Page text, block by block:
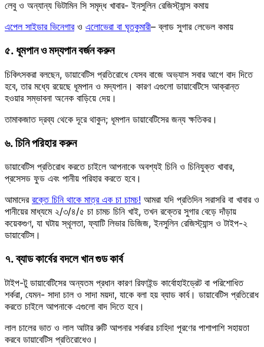
লেবু ও অন্যান্য ভিটামিন সি সমৃদ্ধ খাবার- ইনসুলিন রেজিস্ট্যান্স কমায়
এপেল সাইডার ভিনেগারও এলোভেরা বা ঘৃতকুমারী– ব্লাড সুগার লেভেল কমায়
৫. ধূমপান ও মদ্যপান বর্জন করুন
চিকিৎসকরা বলছেন, ডায়াবেটিস প্রতিরোধে যেসব বাজে অভ্যাস সবার আগে বাদ দিতে
হবে, তার মধ্যে রয়েছে ধূমপান ও মদ্যপান। কারণ এগুলো ডায়াবেটিসে আক্রান্ত
হওয়ার সম্ভাবনা অনেক বাড়িয়ে দেয়।
তামাকজাত দ্রব্য থেকে দূরে থাকুন; ধূমপান ডায়াবেটিসের জন্য ক্ষতিকর।
৬. চিনি পরিহার করুন
ডায়াবেটিস প্রতিরোধ করতে চাইলে আপনাকে অবশ্যই চিনি ও চিনিযুক্ত খাবার,
প্রসেসড ফুড এবং পানীয় পরিহার করতে হবে।
আমাদের রক্তে চিনি থাকে মাত্র এক চা চামচ! আমরা যদি প্রতিদিন সরাসরি বা খাবার ও
পানীয়ের মাধ্যমে ২/৩/৪/৫ চা চামচ চিনি খাই, তখন রক্তের সুগার বেড়ে দাঁড়ায়
কয়েকগুণ, যা ঘটায় স্থূলতা, ফ্যাটি লিভার ডিজিজ, ইনসুলিন রেজিস্ট্যান্স ও টাইপ-২
ডায়াবেটিস।
৭. ব্যাড কার্বের বদলে খান গুড কার্ব
টাইপ-টু ডায়াবেটিসের অন্যতম প্রধান কারণ রিফাইন্ড কার্বোহাইড্রেট বা পরিশোধিত
শর্করা, যেমন- সাদা চাল ও সাদা ময়দা, যাকে বলা হয় ব্যাড কার্ব। ডায়াবেটিস প্রতিরোধ
করতে চাইলে আপনাকে এগুলো বাদ দিতে হবে।
লাল চালের ভাত ও লাল আটার রুটি আপনার শর্করার চাহিদা পূরণের পাশাপাশি সহায়তা
করবে ডায়াবেটিস প্রতিরোধেও।